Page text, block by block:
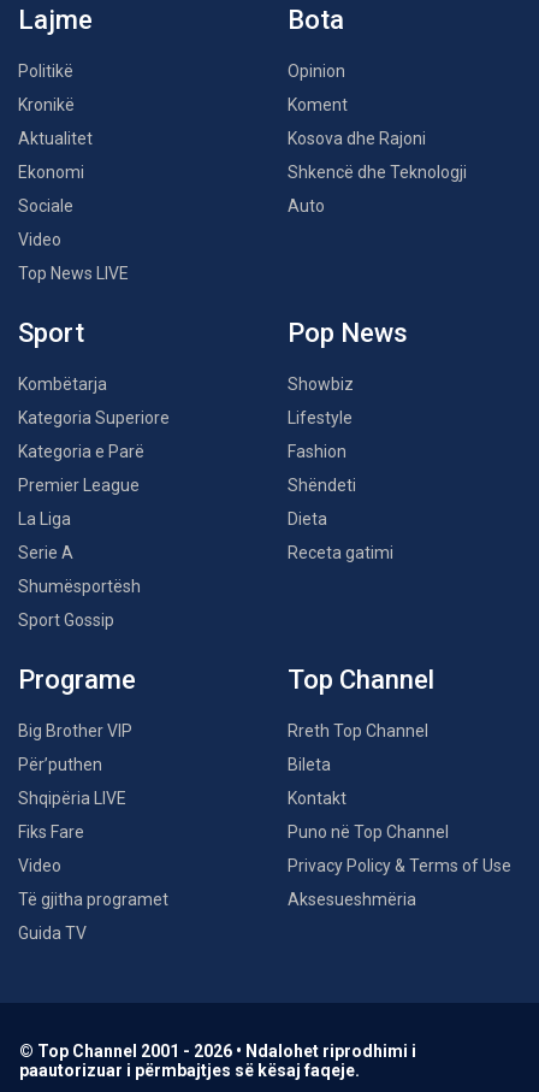
Lajme
Politikë
Kronikë
Aktualitet
Ekonomi
Sociale
Video
Top News LIVE
Bota
Opinion
Koment
Kosova dhe Rajoni
Shkencë dhe Teknologji
Auto
Sport
Kombëtarja
Kategoria Superiore
Kategoria e Parë
Premier League
La Liga
Serie A
Shumësportësh
Sport Gossip
Pop News
Showbiz
Lifestyle
Fashion
Shëndeti
Dieta
Receta gatimi
Programe
Big Brother VIP
Për’puthen
Shqipëria LIVE
Fiks Fare
Video
Të gjitha programet
Guida TV
Top Channel
Rreth Top Channel
Bileta
Kontakt
Puno në Top Channel
Privacy Policy & Terms of Use
Aksesueshmëria
© Top Channel 2001 - 2026 • Ndalohet riprodhimi i
paautorizuar i përmbajtjes së kësaj faqeje.